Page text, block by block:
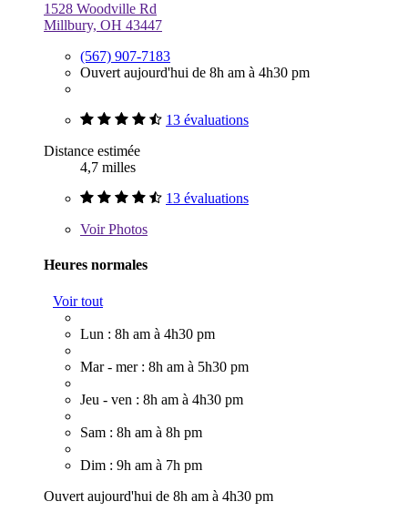
1528 Woodville Rd
Millbury, OH 43447
(567) 907-7183
Ouvert aujourd'hui de 8h am à 4h30 pm
13 évaluations
Distance estimée
4,7 milles
13 évaluations
VoirPhotos
Heures normales
Voir tout
Lun : 8h am à 4h30 pm
Mar - mer : 8h am à 5h30 pm
Jeu - ven : 8h am à 4h30 pm
Sam : 8h am à 8h pm
Dim : 9h am à 7h pm
Ouvert aujourd'hui de 8h am à 4h30 pm